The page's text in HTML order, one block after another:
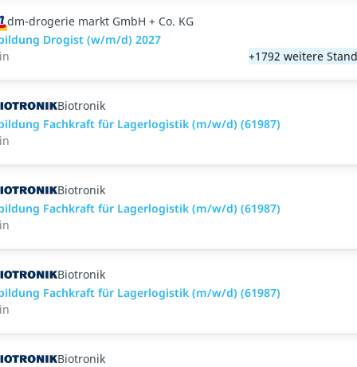
dm-drogerie markt GmbH + Co. KG
Drogist (w/m/d) 2027
+1792 weitere
Biotronik
Fachkraft für Lagerlogistik (m/w/d) (61987)
Biotronik
Fachkraft für Lagerlogistik (m/w/d) (61987)
Biotronik
Fachkraft für Lagerlogistik (m/w/d) (61987)
Biotronik